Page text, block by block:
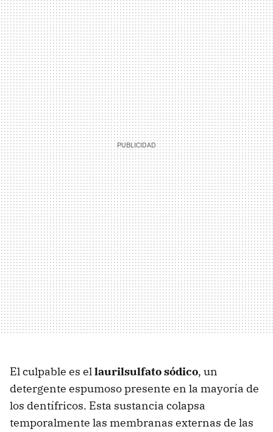
El culpable es ellaurilsulfato sódico, un
detergente espumoso presente en la mayoría de
los dentífricos. Esta sustancia colapsa
temporalmente las membranas externas de las